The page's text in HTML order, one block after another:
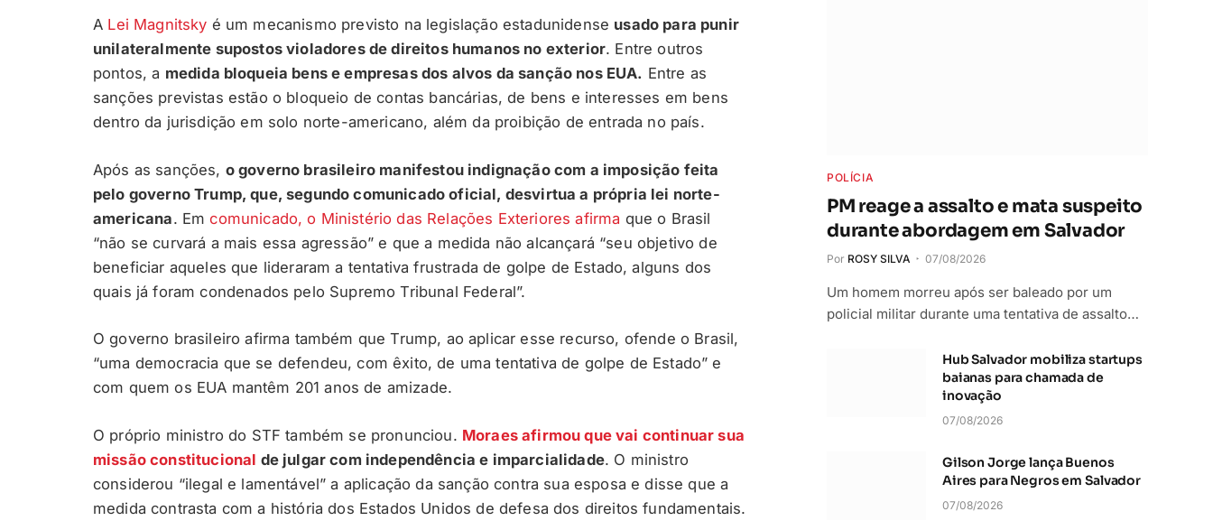
A Lei Magnitsky é um mecanismo previsto na legislação estadunidense usado para punir
unilateralmente supostos violadores de direitos humanos no exterior. Entre outros
pontos, a medida bloqueia bens e empresas dos alvos da sanção nos EUA. Entre as
sanções previstas estão o bloqueio de contas bancárias, de bens e interesses em bens
dentro da jurisdição em solo norte-americano, além da proibição de entrada no país.
Após as sanções, o governo brasileiro manifestou indignação com a imposição feita
pelo governo Trump, que, segundo comunicado oficial, desvirtua a própria lei norte-
americana. Emcomunicado, o Ministério das Relações Exteriores afirma que o Brasil
“não se curvará a mais essa agressão” e que a medida não alcançará “seu objetivo de
beneficiar aqueles que lideraram a tentativa frustrada de golpe de Estado, alguns dos
quais já foram condenados pelo Supremo Tribunal Federal”.
O governo brasileiro afirma também que Trump, ao aplicar esse recurso, ofende o Brasil,
“uma democracia que se defendeu, com êxito, de uma tentativa de golpe de Estado” e
com quem os EUA mantêm 201 anos de amizade.
O próprio ministro do STF também se pronunciou. Moraes afirmou que vai continuar sua
missão constitucional de julgar com independência e imparcialidade. O ministro
considerou “ilegal e lamentável” a aplicação da sanção contra sua esposa e disse que a
medida contrasta com a história dos Estados Unidos de defesa dos direitos fundamentais.
POLÍCIA
PM reage a assalto e mata suspeito
durante abordagem em Salvador
Por ROSY SILVA 07/08/2026
Um homem morreu após ser baleado por um
policial militar durante uma tentativa de assalto…
Hub Salvador mobiliza startups
baianas para chamada de
inovação
07/08/2026
Gilson Jorge lança Buenos
Aires para Negros em Salvador
07/08/2026